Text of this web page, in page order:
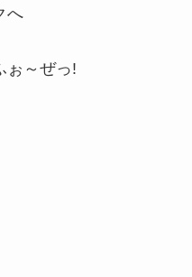
へ
ぉ～ぜっ!